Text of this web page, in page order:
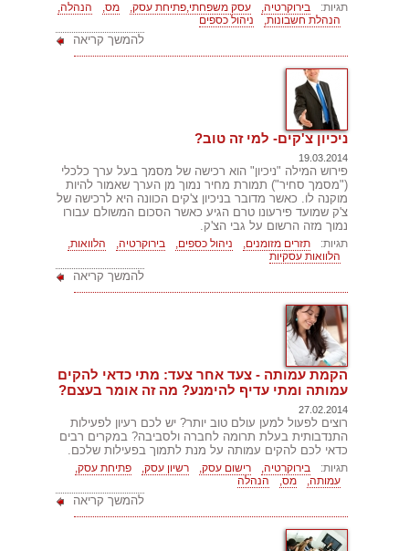
תגיות: בירוקרטיה, עסק משפחתי,פתיחת עסק, מס,
הנהלה,
הנהלת חשבונות,
ניהול כספים
להמשך קריאה
ניכיון צ'קים- למי זה טוב?
19.03.2014
פירוש המילה "ניכיון" הוא רכישה של מסמך בעל ערך כלכלי
("מסמך סחיר") תמורת מחיר נמוך מן הערך שאמור להיות
מוקנה לו. כאשר מדובר בניכיון צ'קים הכוונה היא לרכישה של
צ'ק שמועד פירעונו טרם הגיע כאשר הסכום המשולם עבורו
נמוך מזה הרשום על גבי הצ'ק.
תגיות: תזרים מזומנים, ניהול כספים, בירוקרטיה,
הלוואות,
הלוואות עסקיות
להמשך קריאה
הקמת עמותה - צעד אחר צעד: מתי כדאי להקים
עמותה ומתי עדיף להימנע? מה זה אומר בעצם?
27.02.2014
רוצים לפעול למען עולם טוב יותר? יש לכם רעיון לפעילות
התנדבותית בעלת תרומה לחברה ולסביבה? במקרים רבים
כדאי לכם להקים עמותה על מנת לתמוך בפעילות שלכם.
תגיות: בירוקרטיה, רישום עסק, רשיון עסק,
פתיחת עסק,
עמותה,
מס, הנהלה
להמשך קריאה